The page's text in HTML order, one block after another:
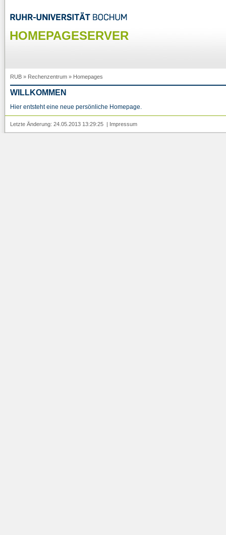
HOMEPAGESERVER
RUB » Rechenzentrum » Homepages
WILLKOMMEN
Hier entsteht eine neue persönliche Homepage.
Letzte Änderung: 24.05.2013 13:29:25 | Impressum